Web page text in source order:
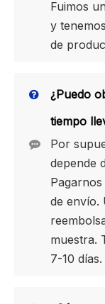
Fuimos
y
de
¿Puedo
tiempo
Por
depende
de envío.
muestra.
7-10 días.